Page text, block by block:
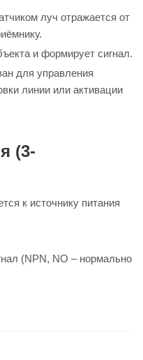
луч отражается от
и формирует сигнал.
для управления
линии или активации
(3-
к источнику питания
(NPN, NO – нормально